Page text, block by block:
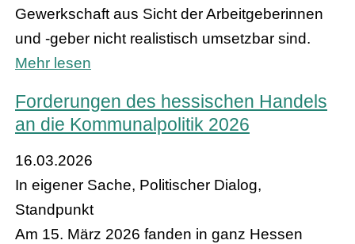
Gewerkschaft aus Sicht der Arbeitgeberinnen
und -geber nicht realistisch umsetzbar sind.
Mehr lesen
Forderungen des hessischen Handels
an die Kommunalpolitik 2026
16.03.2026
In eigener Sache, Politischer Dialog,
Standpunkt
Am 15. März 2026 fanden in ganz Hessen